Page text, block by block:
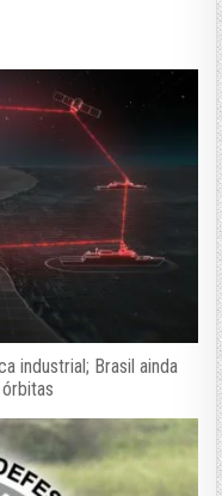
industrial; Brasil ainda